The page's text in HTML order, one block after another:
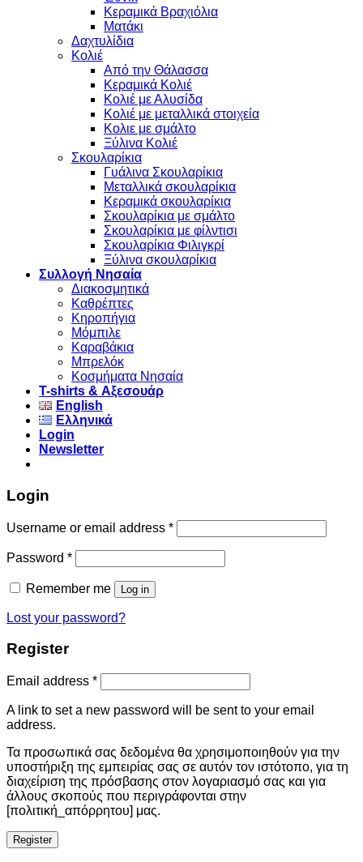
Κεραμικά Βραχιόλια
Ματάκι
Δαχτυλίδια
Κολιέ
Από την Θάλασσα
Κεραμικά Κολιέ
Κολιέ με Αλυσίδα
Κολιέ με μεταλλικά στοιχεία
Κολιε με σμάλτο
Ξύλινα Κολιέ
Σκουλαρίκια
Γυάλινα Σκουλαρίκια
Μεταλλικά σκουλαρίκια
Κεραμικά σκουλαρίκια
Σκουλαρίκια με σμάλτο
Σκουλαρίκια με φίλντισι
Σκουλαρίκια Φιλιγκρί
Ξύλινα σκουλαρίκια
Συλλογή Νησαία
Διακοσμητικά
Καθρέπτες
Κηροπήγια
Μόμπιλε
Καραβάκια
Μπρελόκ
Κοσμήματα Νησαία
Τ-shirts & Αξεσουάρ
English
Ελληνικά
Login
Newsletter
Login
Username or email address *
Password *
Remember me Log in
Lost your password?
Register
Email address *
A link to set a new password will be sent to your email
address.
Τα προσωπικά σας δεδομένα θα χρησιμοποιηθούν για την
υποστήριξη της εμπειρίας σας σε αυτόν τον ιστότοπο, για τη
διαχείριση της πρόσβασης στον λογαριασμό σας και για
άλλους σκοπούς που περιγράφονται στην
[πολιτική_απόρρητου] μας.
Register